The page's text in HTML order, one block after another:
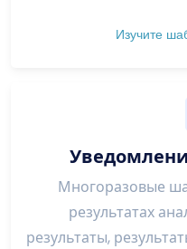
Изучите
Многоразовые
результатах
результаты,